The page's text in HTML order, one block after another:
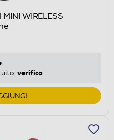
WIRELESS
verifica